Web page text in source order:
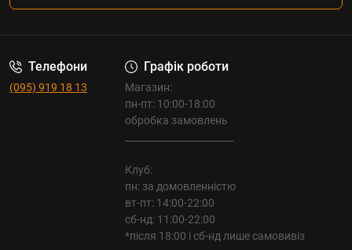
Телефони
(095) 919 18 13
Графік роботи
Магазин:
пн-пт: 10:00-18:00
обробка замовлень
Клуб:
пн: за домовленністю
вт-пт: 14:00-22:00
сб-нд: 11:00-22:00
*після 18:00 і сб-нд лише самовивіз